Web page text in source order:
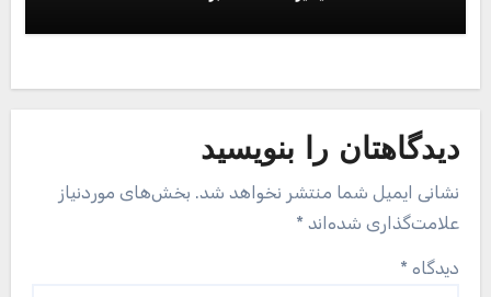
دیدگاهتان را بنویسید
نشانی ایمیل شما منتشر نخواهد شد. بخش‌های موردنیاز
علامت‌گذاری شده‌اند *
دیدگاه *